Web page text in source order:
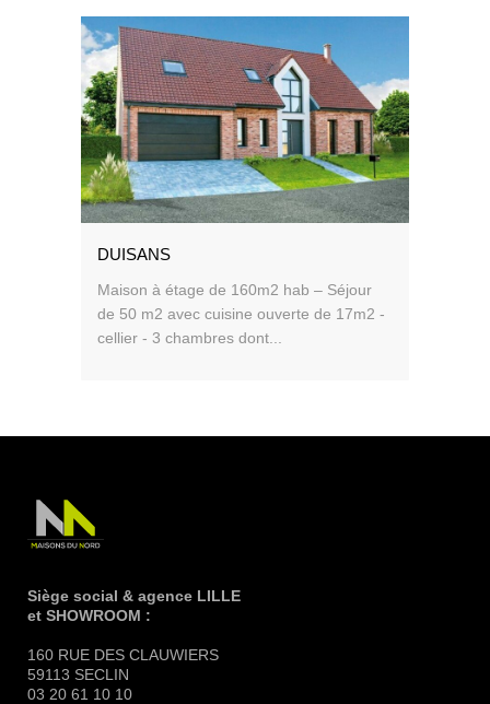
DUISANS
Maison à étage de 160m2 hab – Séjour
de 50 m2 avec cuisine ouverte de 17m2 -
cellier - 3 chambres dont...
Siège social & agence LILLE
et SHOWROOM :
160 RUE DES CLAUWIERS
59113 SECLIN
03 20 61 10 10